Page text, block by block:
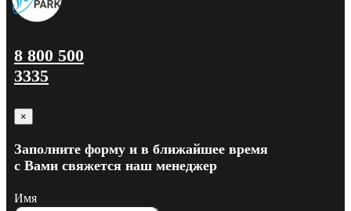
8 800 500
3335
×
Заполните форму и в ближайшее время
с Вами свяжется наш менеджер
Имя